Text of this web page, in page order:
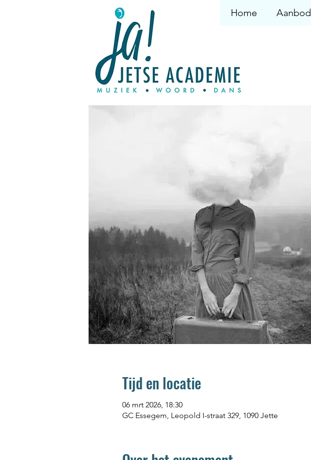
Home Aanbod
Tijd en locatie
06 mrt 2026, 18:30
GC Essegem, Leopold I-straat 329, 1090 Jette